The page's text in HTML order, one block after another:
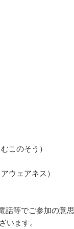
このそう）
ウェアネス）
等でご参加の意思
います。